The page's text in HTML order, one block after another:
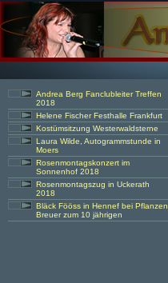
Andrea Berg Fanclubleiter Treffen
2018
Helene Fischer Festhalle Frankfurt
Kostümsitzung Westerwaldsterne
Laura Wilde, Autogrammstunde in
Moers
Rosenmontagskonzert im
Sonnenhof 2018
Rosenmontagszug in Uckerath
2018
Bläck Fööss in Hennef bei Pflanzen
Breuer zum 10 jährigen